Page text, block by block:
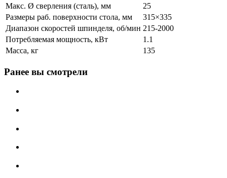
Макс. Ø сверления (сталь), мм
25
Размеры раб. поверхности стола, мм
315×335
Диапазон скоростей шпинделя, об/мин 215-2000
Потребляемая мощность, кВт
1.1
Масса, кг
135
Ранее вы смотрели